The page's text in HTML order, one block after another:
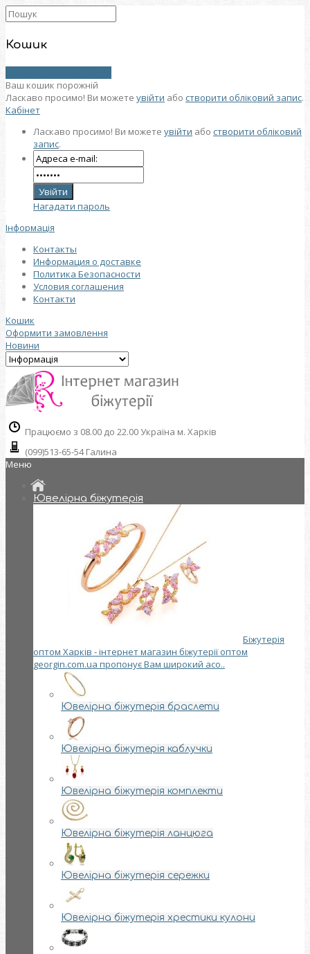
Кошик
Ваш кошик порожній
Ласкаво просимо! Ви можете увійти або створити обліковий запис.
Кабінет
Ласкаво просимо! Ви можете увійти або створити обліковий
запис.
Нагадати пароль
Інформація
Контакты
Информация о доставке
Политика Безопасности
Условия соглашения
Контакти
Кошик
Оформити замовлення
Новини
Працюємо з 08.00 до 22.00 Україна м. Харків
(099)513-65-54 Галина
Меню
Ювелірна біжутерія
Біжутерія
оптом Харків - інтернет магазин біжутерії оптом
georgin.com.ua пропонує Вам широкий асо..
Ювелірна біжутерія браслети
Ювелірна біжутерія каблучки
Ювелірна біжутерія комплекти
Ювелірна біжутерія ланцюга
Ювелірна біжутерія сережки
Ювелірна біжутерія хрестики кулони